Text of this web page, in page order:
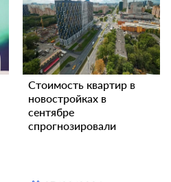
Стоимость квартир в
новостройках в
сентябре
спрогнозировали